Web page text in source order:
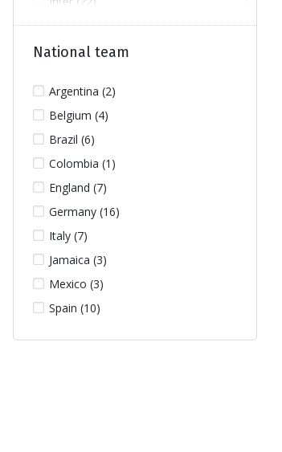
Juventus (15)
Liverpool FC (30)
Manchester United (31)
PSG (58)
Real Madrid (47)
Tottenham Hotspur F.C. (5)
National team
Argentina (2)
Belgium (4)
Brazil (6)
Colombia (1)
England (7)
Germany (16)
Italy (7)
Jamaica (3)
Mexico (3)
Spain (10)